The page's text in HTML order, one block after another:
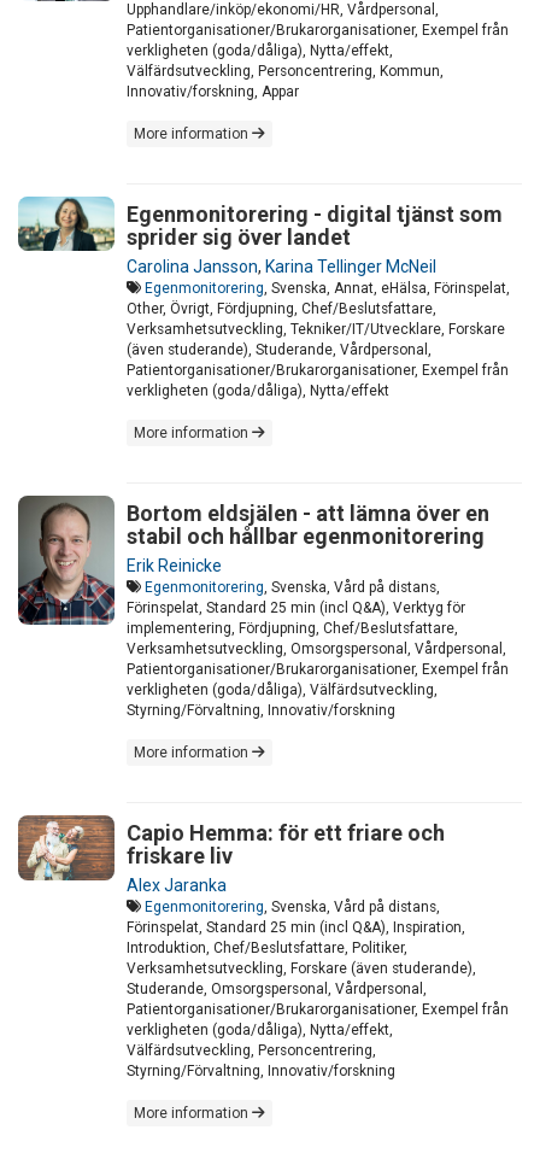
Upphandlare/inköp/ekonomi/HR, Vårdpersonal,
Patientorganisationer/Brukarorganisationer, Exempel från
verkligheten (goda/dåliga), Nytta/effekt,
Välfärdsutveckling, Personcentrering, Kommun,
Innovativ/forskning, Appar
More information
Egenmonitorering - digital tjänst som
sprider sig över landet
Carolina Jansson, Karina Tellinger McNeil
Egenmonitorering, Svenska, Annat, eHälsa, Förinspelat,
Other, Övrigt, Fördjupning, Chef/Beslutsfattare,
Verksamhetsutveckling, Tekniker/IT/Utvecklare, Forskare
(även studerande), Studerande, Vårdpersonal,
Patientorganisationer/Brukarorganisationer, Exempel från
verkligheten (goda/dåliga), Nytta/effekt
More information
Bortom eldsjälen - att lämna över en
stabil och hållbar egenmonitorering
Erik Reinicke
Egenmonitorering, Svenska, Vård på distans,
Förinspelat, Standard 25 min (incl Q&A), Verktyg för
implementering, Fördjupning, Chef/Beslutsfattare,
Verksamhetsutveckling, Omsorgspersonal, Vårdpersonal,
Patientorganisationer/Brukarorganisationer, Exempel från
verkligheten (goda/dåliga), Välfärdsutveckling,
Styrning/Förvaltning, Innovativ/forskning
More information
Capio Hemma: för ett friare och
friskare liv
Alex Jaranka
Egenmonitorering, Svenska, Vård på distans,
Förinspelat, Standard 25 min (incl Q&A), Inspiration,
Introduktion, Chef/Beslutsfattare, Politiker,
Verksamhetsutveckling, Forskare (även studerande),
Studerande, Omsorgspersonal, Vårdpersonal,
Patientorganisationer/Brukarorganisationer, Exempel från
verkligheten (goda/dåliga), Nytta/effekt,
Välfärdsutveckling, Personcentrering,
Styrning/Förvaltning, Innovativ/forskning
More information